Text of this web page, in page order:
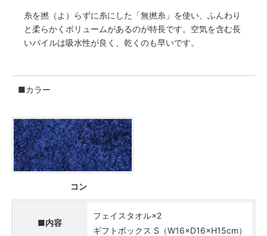
糸を撚（よ）らずに糸にした「無撚糸」を使い、ふんわり
と柔らかくボリュームがあるのが特長です。空気を含む長
いパイルは吸水性が良く、乾くのも早いです。
■カラー
コン
■内容
フェイスタオル×2
ギフトボックス S（W16×D16×H15cm）